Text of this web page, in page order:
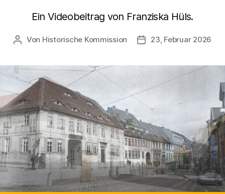
Ein Videobeitrag von Franziska Hüls.
Beitragsautor
Von Historische Kommission Beitragsdatum
23, Februar 2026